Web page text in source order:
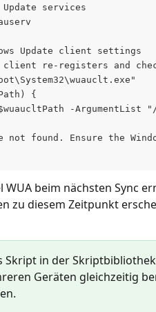
services
Update client settings
re-registers and
{
-ArgumentList
not found. Ensure the
beim nächsten Sync
zu diesem Zeitpunkt
Skript in der
Geräten gleichzeitig